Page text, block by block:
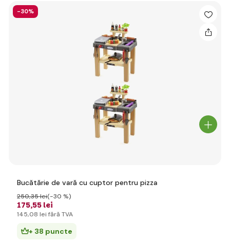
-30%
Bucătărie de vară cu cuptor pentru pizza
175,55 lei
250,35 lei(-30 %)
145,08 lei fără TVA
+ 38 puncte